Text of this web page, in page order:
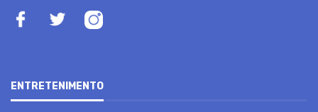
ENTRETENIMENTO